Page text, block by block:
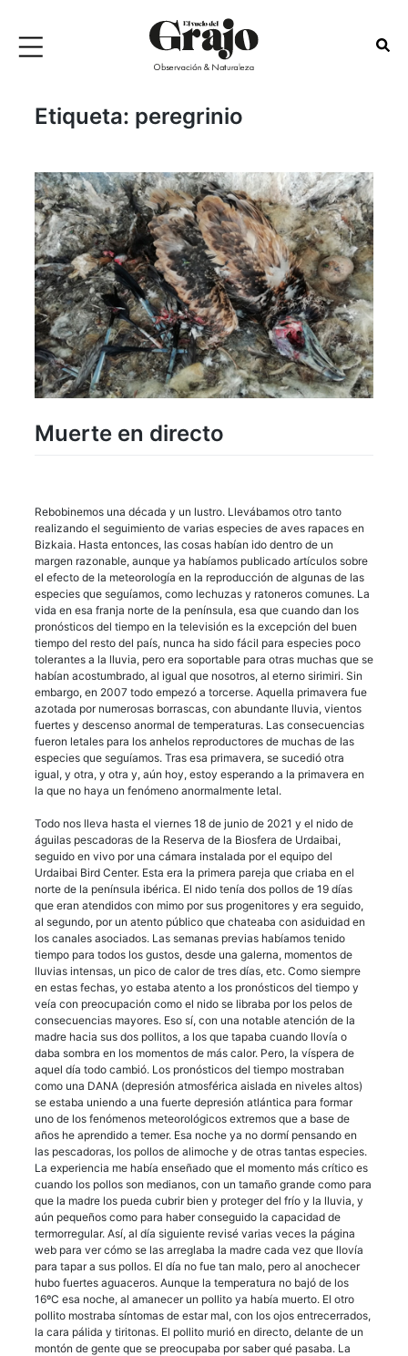
Etiqueta: peregrinio
Muerte en directo
Rebobinemos una década y un lustro. Llevábamos otro tanto
realizando el seguimiento de varias especies de aves rapaces en
Bizkaia. Hasta entonces, las cosas habían ido dentro de un
margen razonable, aunque ya habíamos publicado artículos sobre
el efecto de la meteorología en la reproducción de algunas de las
especies que seguíamos, como lechuzas y ratoneros comunes. La
vida en esa franja norte de la península, esa que cuando dan los
pronósticos del tiempo en la televisión es la excepción del buen
tiempo del resto del país, nunca ha sido fácil para especies poco
tolerantes a la lluvia, pero era soportable para otras muchas que se
habían acostumbrado, al igual que nosotros, al eterno sirimiri. Sin
embargo, en 2007 todo empezó a torcerse. Aquella primavera fue
azotada por numerosas borrascas, con abundante lluvia, vientos
fuertes y descenso anormal de temperaturas. Las consecuencias
fueron letales para los anhelos reproductores de muchas de las
especies que seguíamos. Tras esa primavera, se sucedió otra
igual, y otra, y otra y, aún hoy, estoy esperando a la primavera en
la que no haya un fenómeno anormalmente letal.
Todo nos lleva hasta el viernes 18 de junio de 2021 y el nido de
águilas pescadoras de la Reserva de la Biosfera de Urdaibai,
seguido en vivo por una cámara instalada por el equipo del
Urdaibai Bird Center. Esta era la primera pareja que criaba en el
norte de la península ibérica. El nido tenía dos pollos de 19 días
que eran atendidos con mimo por sus progenitores y era seguido,
al segundo, por un atento público que chateaba con asiduidad en
los canales asociados. Las semanas previas habíamos tenido
tiempo para todos los gustos, desde una galerna, momentos de
lluvias intensas, un pico de calor de tres días, etc. Como siempre
en estas fechas, yo estaba atento a los pronósticos del tiempo y
veía con preocupación como el nido se libraba por los pelos de
consecuencias mayores. Eso sí, con una notable atención de la
madre hacia sus dos pollitos, a los que tapaba cuando llovía o
daba sombra en los momentos de más calor. Pero, la víspera de
aquel día todo cambió. Los pronósticos del tiempo mostraban
como una DANA (depresión atmosférica aislada en niveles altos)
se estaba uniendo a una fuerte depresión atlántica para formar
uno de los fenómenos meteorológicos extremos que a base de
años he aprendido a temer. Esa noche ya no dormí pensando en
las pescadoras, los pollos de alimoche y de otras tantas especies.
La experiencia me había enseñado que el momento más crítico es
cuando los pollos son medianos, con un tamaño grande como para
que la madre los pueda cubrir bien y proteger del frío y la lluvia, y
aún pequeños como para haber conseguido la capacidad de
termorregular. Así, al día siguiente revisé varias veces la página
web para ver cómo se las arreglaba la madre cada vez que llovía
para tapar a sus pollos. El día no fue tan malo, pero al anochecer
hubo fuertes aguaceros. Aunque la temperatura no bajó de los
16ºC esa noche, al amanecer un pollito ya había muerto. El otro
pollito mostraba síntomas de estar mal, con los ojos entrecerrados,
la cara pálida y tiritonas. El pollito murió en directo, delante de un
montón de gente que se preocupaba por saber qué pasaba. La